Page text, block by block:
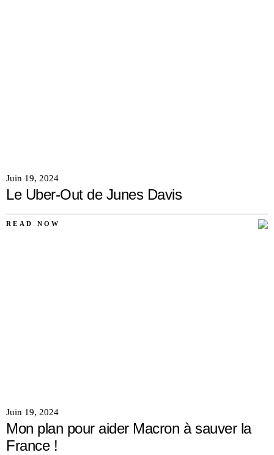
Juin 19, 2024
Le Uber-Out de Junes Davis
READ NOW
Juin 19, 2024
Mon plan pour aider Macron à sauver la
France !